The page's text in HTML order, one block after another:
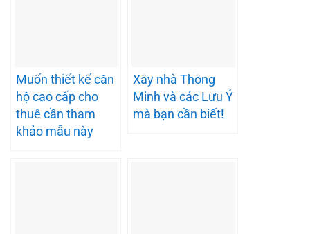
Muốn thiết kế căn
hộ cao cấp cho
thuê cần tham
khảo mẫu này
Xây nhà Thông
Minh và các Lưu Ý
mà bạn cần biết!